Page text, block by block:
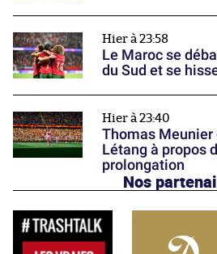
Hier à 23:58
Le Maroc se
du Sud et se
Hier à 23:40
Thomas Meunier
Létang à propos
prolongation
Nos